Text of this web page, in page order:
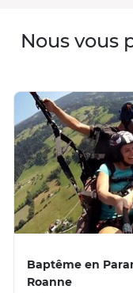
Nous vous
Baptême en
Roanne